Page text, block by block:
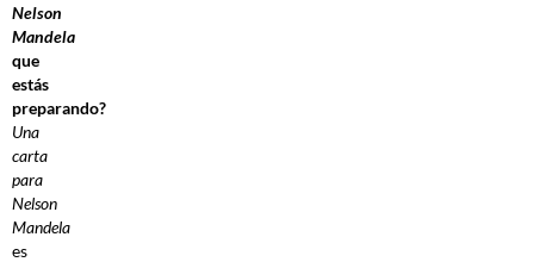
Nelson
Mandela
que
estás
preparando?
Una
carta
para
Nelson
Mandela
es